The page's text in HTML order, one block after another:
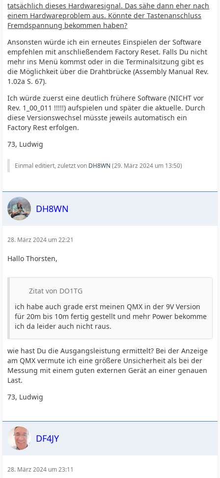
tatsächlich dieses Hardwaresignal. Das sähe dann eher nach
einem Hardwareproblem aus. Könnte der Tastenanschluss
Fremdspannung bekommen haben?
Ansonsten würde ich ein erneutes Einspielen der Software
empfehlen mit anschließendem Factory Reset. Falls Du nicht
mehr ins Menü kommst oder in die Terminalsitzung gibt es
die Möglichkeit über die Drahtbrücke (Assembly Manual Rev.
1.02a S. 67).
Ich würde zuerst eine deutlich frühere Software (NICHT vor
Rev. 1_00_011 !!!!!) aufspielen und später die aktuelle. Durch
diese Versionswechsel müsste jeweils automatisch ein
Factory Rest erfolgen.
73, Ludwig
Einmal editiert, zuletzt von DH8WN (29. März 2024 um 13:50)
DH8WN
28. März 2024 um 22:21
Hallo Thorsten,
Zitat von DO1TG
ich habe auch grade erst meinen QMX in der 9V Version
für 20m bis 10m fertig gestellt und mehr Power bekomme
ich da leider auch nicht raus.
wie hast Du die Ausgangsleistung ermittelt? Bei der Anzeige
am QMX vermute ich eine größere Unsicherheit als bei der
Messung mit einem guten externen Gerät an einer genauen
Last.
73, Ludwig
DF4JY
28. März 2024 um 23:11